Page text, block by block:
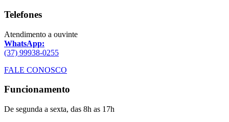
Telefones
Atendimento a ouvinte
WhatsApp:
(37) 99938-0255
FALE CONOSCO
Funcionamento
De segunda a sexta, das 8h as 17h